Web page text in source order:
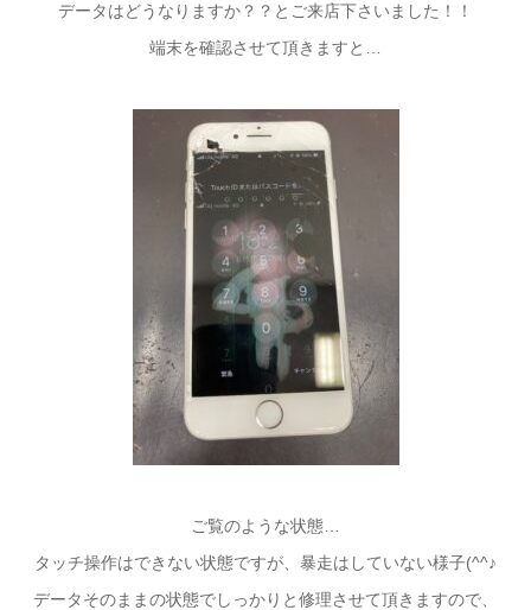
データはどうなりますか？？とご来店下さいました！！
端末を確認させて頂きますと…
ご覧のような状態…
タッチ操作はできない状態ですが、暴走はしていない様子(^^♪
データそのままの状態でしっかりと修理させて頂きますので、